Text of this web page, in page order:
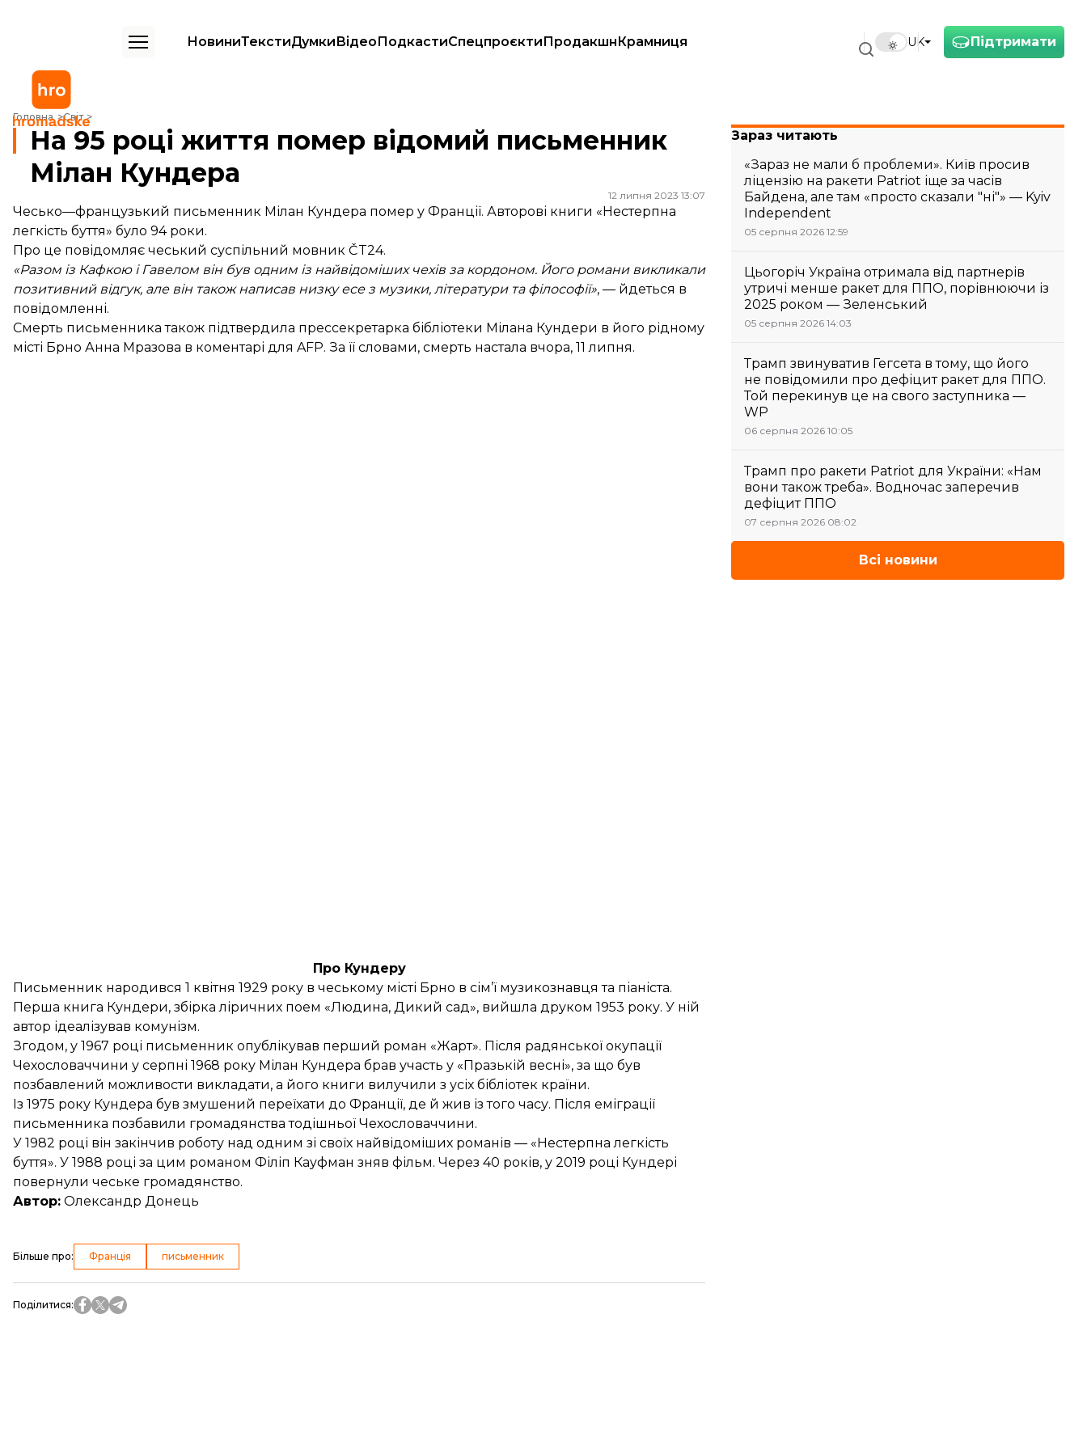
Підтримати
UK
НовиниТекстиДумкиВідеоПодкастиСпецпроєктиПродакшнКрамниця
Головна Світ
На 95 році життя помер відомий письменник Мілан Кундера
На 95 році життя помер відомий письменник
Мілан Кундера
12 липня 2023 13:07
Чесько—французький письменник Мілан Кундера помер у Франції. Авторові книги «Нестерпна
легкість буття» було 94 роки.
Про це повідомляє чеський суспільний мовник ČT24.
«Разом із Кафкою і Гавелом він був одним із найвідоміших чехів за кордоном. Його романи викликали
позитивний відгук, але він також написав низку есе з музики, літератури та філософії», — йдеться в
повідомленні.
Смерть письменника також підтвердила прессекретарка бібліотеки Мілана Кундери в його рідному
місті Брно Анна Мразова в коментарі для AFP. За її словами, смерть настала вчора, 11 липня.
Про Кундеру
Письменник народився 1 квітня 1929 року в чеському місті Брно в сім’ї музикознавця та піаніста.
Перша книга Кундери, збірка ліричних поем «Людина, Дикий сад», вийшла друком 1953 року. У ній
автор ідеалізував комунізм.
Згодом, у 1967 році письменник опублікував перший роман «Жарт». Після радянської окупації
Чехословаччини у серпні 1968 року Мілан Кундера брав участь у «Празькій весні», за що був
позбавлений можливости викладати, а його книги вилучили з усіх бібліотек країни.
Із 1975 року Кундера був змушений переїхати до Франції, де й жив із того часу. Після еміграції
письменника позбавили громадянства тодішньої Чехословаччини.
У 1982 році він закінчив роботу над одним зі своїх найвідоміших романів — «Нестерпна легкість
буття». У 1988 році за цим романом Філіп Кауфман зняв фільм. Через 40 років, у 2019 році Кундері
повернули чеське громадянство.
Автор: Олександр Донець
Більше про: Франція письменник
Поділитися:
Зараз читають
«Зараз не мали б проблеми». Київ просив
ліцензію на ракети Patriot іще за часів
Байдена, але там «просто сказали "ні"» — Kyiv
Independent
05 серпня 2026 12:59
Цьогоріч Україна отримала від партнерів
утричі менше ракет для ППО, порівнюючи із
2025 роком — Зеленський
05 серпня 2026 14:03
Трамп звинуватив Гегсета в тому, що його
не повідомили про дефіцит ракет для ППО.
Той перекинув це на свого заступника —
WP
06 серпня 2026 10:05
Трамп про ракети Patriot для України: «Нам
вони також треба». Водночас заперечив
дефіцит ППО
07 серпня 2026 08:02
Всі новини